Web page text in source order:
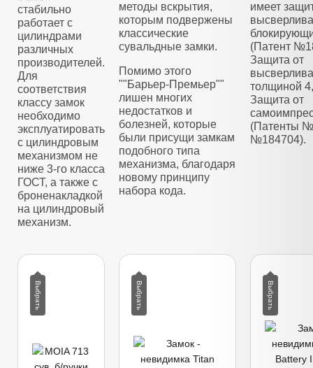
стабильно
работает с
цилиндрами
различных
производителей.
Для
соответствия
классу замок
необходимо
эксплуатировать
с цилиндровым
механизмом не
ниже 3-го класса
ГОСТ, а также с
броненакладкой
на цилиндровый
механизм.
методы вскрытия,
которым подвержены
классические
сувальдные замки.
Помимо этого
""Барьер-Премьер""
лишен многих
недостатков и
болезней, которые
были присущи замкам
подобного типа
механизма, благодаря
новому принципу
набора кода.
имеет
(Патент
Защита от
толщиной
Защита от
(Патенты
№184704).